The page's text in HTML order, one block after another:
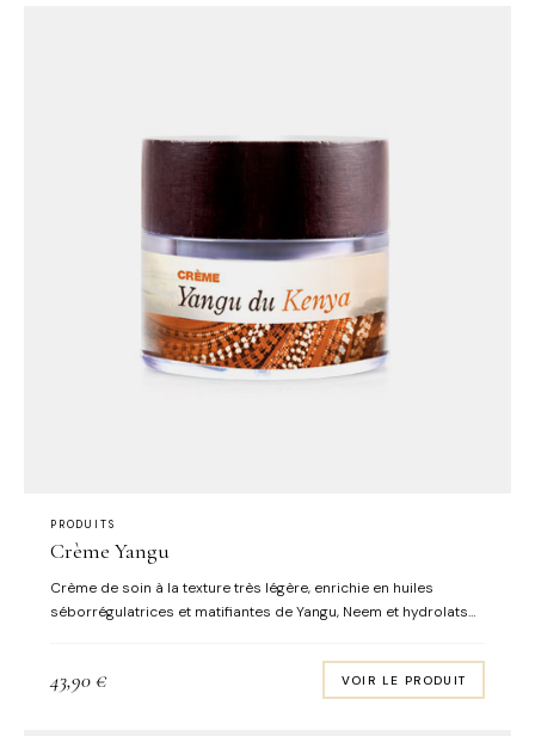
PRODUITS
Crème Yangu
Crème de soin à la texture très légère, enrichie en huiles
séborrégulatrices et matifiantes de Yangu, Neem et hydrolats
ainsi qu’en huiles essentielles régulatrices et astringentes de
menthe poivrée et tea tree. Contenance : 50 ml
43,90€ VOIR LE PRODUIT